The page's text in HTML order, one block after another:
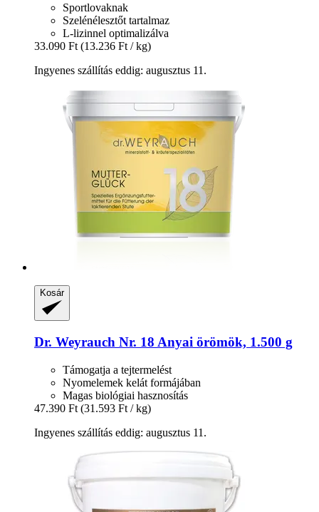
Sportlovaknak
Szelénélesztőt tartalmaz
L-lizinnel optimalizálva
33.090 Ft (13.236 Ft / kg)
Ingyenes szállítás eddig: augusztus 11.
Kosár
Dr. Weyrauch Nr. 18 Anyai örömök, 1.500 g
Támogatja a tejtermelést
Nyomelemek kelát formájában
Magas biológiai hasznosítás
47.390 Ft (31.593 Ft / kg)
Ingyenes szállítás eddig: augusztus 11.